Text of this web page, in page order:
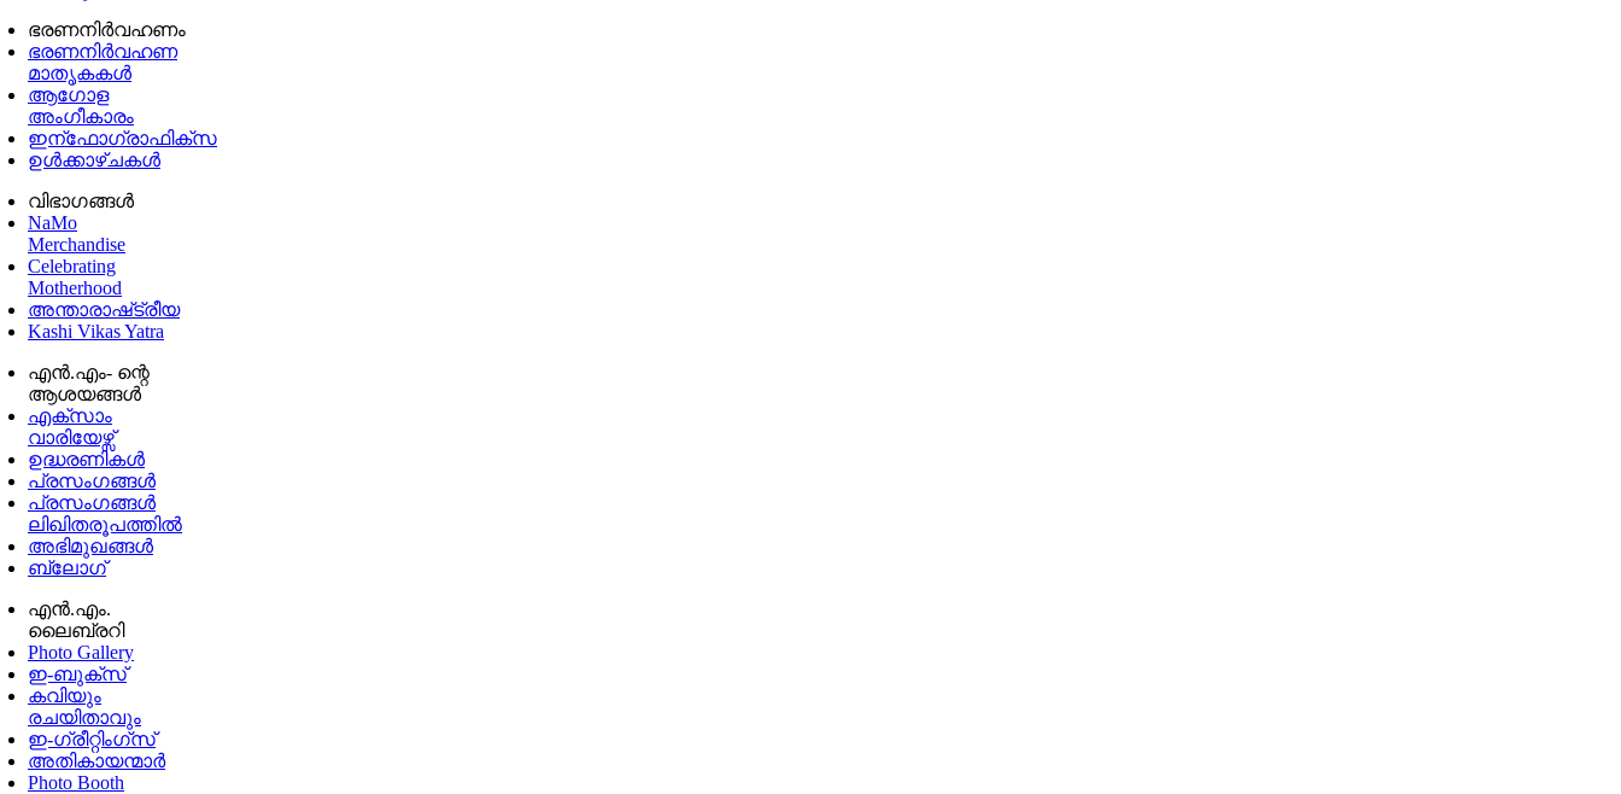
ഭരണനിര്‍വഹണം
ഭരണനിര്‍വഹണ
മാതൃകകൾ
ആഗോള
അംഗീകാരം
ഇന്ഫോഗ്രാഫിക്സ
ഉള്‍ക്കാഴ്‌ചകൾ
വിഭാഗങ്ങൾ
NaMo
Merchandise
Celebrating
Motherhood
അന്താരാഷ്‌ട്രീയ
Kashi Vikas Yatra
എൻ.എം- ന്റെ
ആശയങ്ങൾ
എക്സാം
വാരിയേഴ്സ്
ഉദ്ധരണികള്‍
പ്രസംഗങ്ങള്‍
പ്രസംഗങ്ങൾ
ലിഖിതരൂപത്തിൽ
അഭിമുഖങ്ങൾ
ബ്ലോഗ്
എൻ.എം.
ലൈബ്രറി
Photo Gallery
ഇ-ബുക്‌സ്
കവിയും
രചയിതാവും
ഇ-ഗ്രീറ്റിംഗ്‌സ്
അതികായന്മാർ
Photo Booth